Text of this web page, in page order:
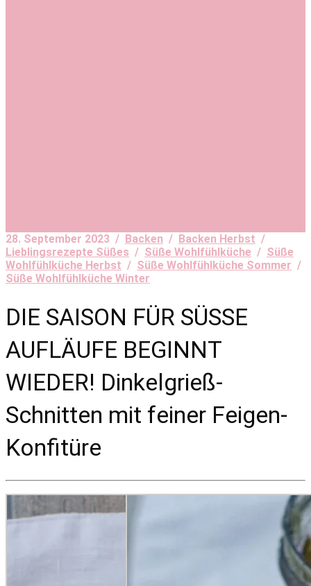
28. September 2023 / Backen / Backen Herbst /
Lieblingsrezepte Süßes / Süße Wohlfühlküche / Süße
Wohlfühlküche Herbst / Süße Wohlfühlküche Sommer /
Süße Wohlfühlküche Winter
DIE SAISON FÜR SÜSSE
AUFLÄUFE BEGINNT
WIEDER! Dinkelgrieß-
Schnitten mit feiner Feigen-
Konfitüre